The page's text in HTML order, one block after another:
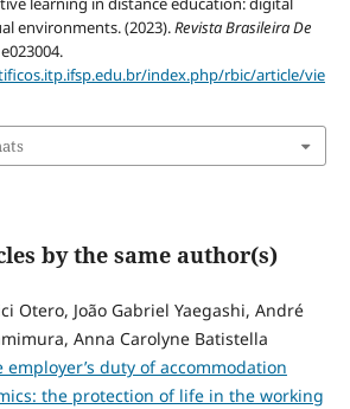
environments. (2023).Revista Brasileira De
index.php/rbic/article/vie
by the same author(s)
Otero, João Gabriel Yaegashi, André
Anna Carolyne Batistella
employer’s duty of accommodation
the protection of life in the working